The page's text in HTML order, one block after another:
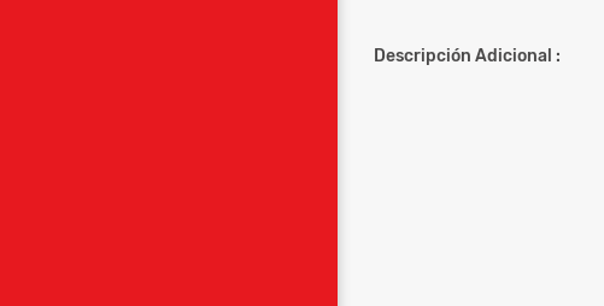
Descripción Adicional :